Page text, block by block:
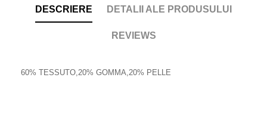
DESCRIERE DETALII ALE PRODUSULUI
REVIEWS
60% TESSUTO,20% GOMMA,20% PELLE